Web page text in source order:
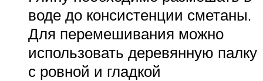
воде до консистенции сметаны.
Для перемешивания можно
использовать деревянную палку
с ровной и гладкой